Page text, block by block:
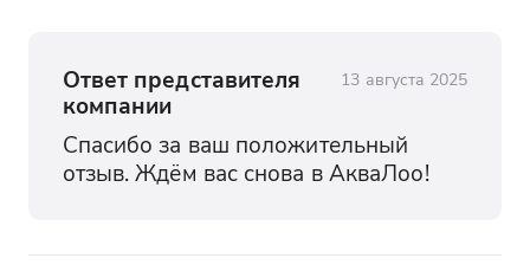
34. Гоголя магнит - 8:25-8:35
35. Апельсин - 8:25-8:35
36. Лавровая - 8:30-8:40
Ответ представителя
компании
13 августа 2025
Спасибо за ваш положительный
отзыв. Ждём вас снова в АкваЛоо!